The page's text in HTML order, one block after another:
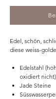
Edel, schön,
diese weiss-
Edelstahl
oxidiert nicht)
Jade Steine